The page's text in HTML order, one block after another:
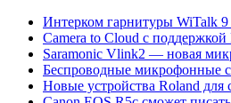
Интерком гарнитуры WiTalk
Camera to Cloud с поддержкой
Saramonic Vlink2 — новая
Беспроводные микрофонные
Новые устройства Roland для